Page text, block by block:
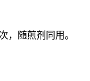
，随煎剂同用。